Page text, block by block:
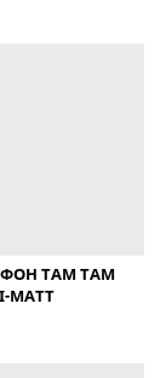
TAM TAM
MATT